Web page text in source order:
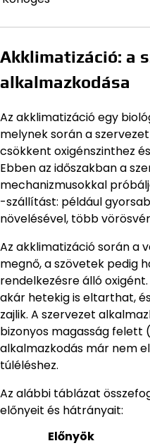
Akklimatizáció: a
alkalmazkodása
Az akklimatizáció egy
melynek során a
csökkent oxigénszinthez
Ebben az időszakban a
mechanizmusokkal
-szállítást: például
növelésével, több
Az akklimatizáció során a
megnő, a szövetek pedig
rendelkezésre álló
akár hetekig is eltarthat,
zajlik. A szervezet
bizonyos magasság felett
alkalmazkodás már nem
túléléshez.
Az alábbi táblázat
előnyeit és hátrányait:
Előnyök